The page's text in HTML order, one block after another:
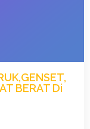
BERAT Di